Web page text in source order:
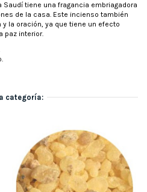
Saudí tiene una fragancia embriagadora
de la casa. Este incienso también
la oración, ya que tiene un efecto
paz interior.
categoría: